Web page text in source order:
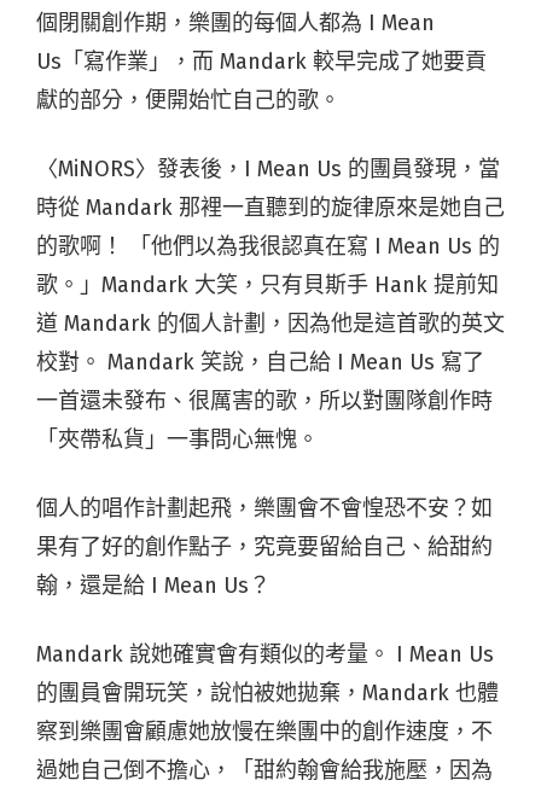
個閉關創作期，樂團的每個人都為 I Mean
Us「寫作業」，而 Mandark 較早完成了她要貢
獻的部分，便開始忙自己的歌。
〈MiNORS〉發表後，I Mean Us 的團員發現，當
時從 Mandark 那裡一直聽到的旋律原來是她自己
的歌啊！ 「他們以為我很認真在寫 I Mean Us 的
歌。」Mandark 大笑，只有貝斯手 Hank 提前知
道 Mandark 的個人計劃，因為他是這首歌的英文
校對。 Mandark 笑說，自己給 I Mean Us 寫了
一首還未發布、很厲害的歌，所以對團隊創作時
「夾帶私貨」一事問心無愧。
個人的唱作計劃起飛，樂團會不會惶恐不安？如
果有了好的創作點子，究竟要留給自己、給甜約
翰，還是給 I Mean Us？
Mandark 說她確實會有類似的考量。 I Mean Us
的團員會開玩笑，說怕被她拋棄，Mandark 也體
察到樂團會顧慮她放慢在樂團中的創作速度，不
過她自己倒不擔心，「甜約翰會給我施壓，因為